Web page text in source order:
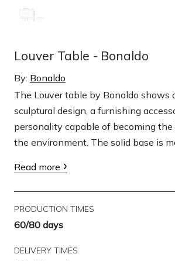
Louver Table - Bonaldo
By: Bonaldo
The Louver table by Bonaldo shows
sculptural design, a furnishing
personality capable of becoming
the environment. The solid base is
Read more
PRODUCTION TIMES
60/80 days
DELIVERY TIMES